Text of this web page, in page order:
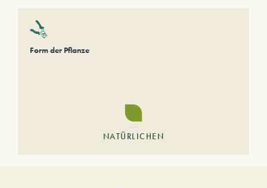
Form der Pflanze
NATÜRLICHEN